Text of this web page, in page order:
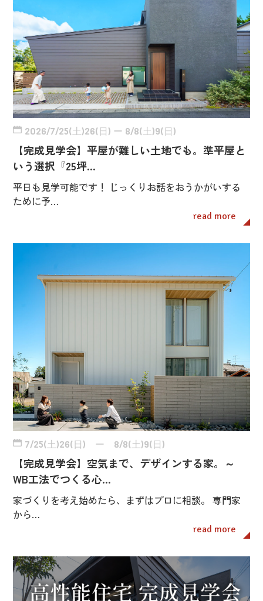
2026/7/25(土)26(日) ー 8/8(土)9(日)
【完成見学会】平屋が難しい土地でも。準平屋と
いう選択『25坪…
平日も見学可能です！ じっくりお話をおうかがいする
ために予…
read more
7/25(土)26(日) ー 8/8(土)9(日)
【完成見学会】空気まで、デザインする家。～
WB工法でつくる心…
家づくりを考え始めたら、まずはプロに相談。 専門家
から…
read more